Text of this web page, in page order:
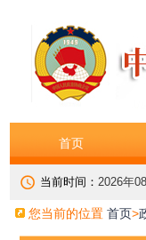
首页
当前时间： 2026年
您当前的位置 首页>